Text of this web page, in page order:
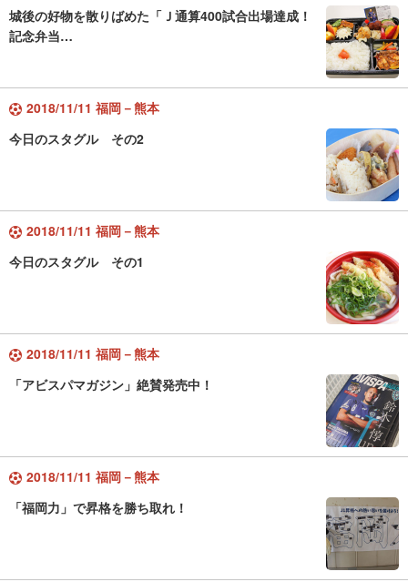
城後の好物を散りばめた「Ｊ通算400試合出場達成！
記念弁当…
2018/11/11 福岡－熊本
今日のスタグル その2
2018/11/11 福岡－熊本
今日のスタグル その1
2018/11/11 福岡－熊本
「アビスパマガジン」絶賛発売中！
2018/11/11 福岡－熊本
「福岡力」で昇格を勝ち取れ！